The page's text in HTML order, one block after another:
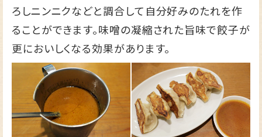
ろしニンニクなどと調合して自分好みのたれを作
ることができます。味噌の凝縮された旨味で餃子が
更においしくなる効果があります。